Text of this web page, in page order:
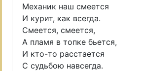
Механик наш смеется
И курит, как всегда.
Смеется, смеется,
А пламя в топке бьется,
И кто-то расстается
С судьбою навсегда.